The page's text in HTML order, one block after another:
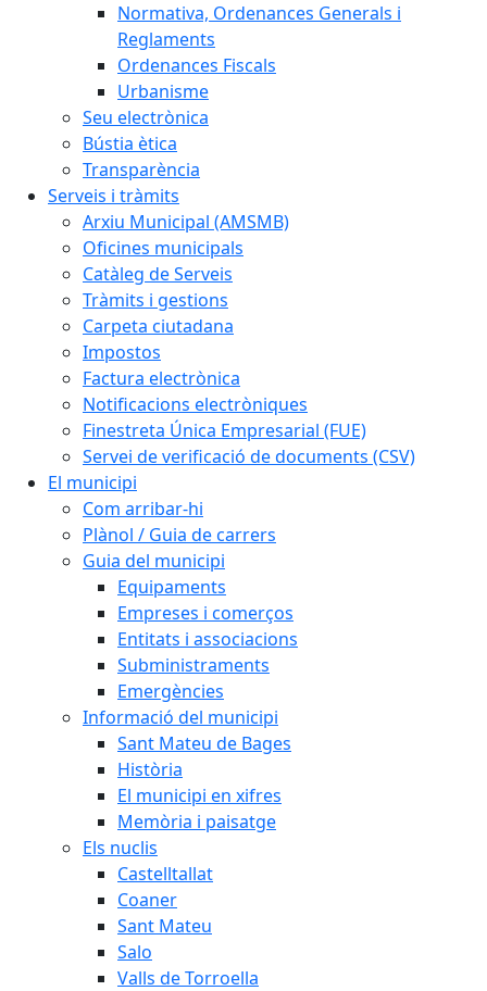
Normativa, Ordenances Generals i
Reglaments
Ordenances Fiscals
Urbanisme
Seu electrònica
Bústia ètica
Transparència
Serveis i tràmits
Arxiu Municipal (AMSMB)
Oficines municipals
Catàleg de Serveis
Tràmits i gestions
Carpeta ciutadana
Impostos
Factura electrònica
Notificacions electròniques
Finestreta Única Empresarial (FUE)
Servei de verificació de documents (CSV)
El municipi
Com arribar-hi
Plànol / Guia de carrers
Guia del municipi
Equipaments
Empreses i comerços
Entitats i associacions
Subministraments
Emergències
Informació del municipi
Sant Mateu de Bages
Història
El municipi en xifres
Memòria i paisatge
Els nuclis
Castelltallat
Coaner
Sant Mateu
Salo
Valls de Torroella